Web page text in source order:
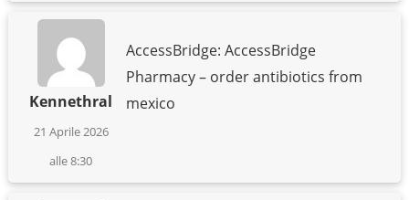
Kennethral
21 Aprile 2026
alle 8:30
AccessBridge: AccessBridge
Pharmacy – order antibiotics from
mexico